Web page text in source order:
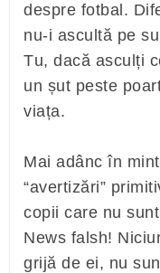
despre fotbal.
nu-i ascultă pe
Tu, dacă asculți
un șut peste
viața.
Mai adânc în
“avertizări”
copii care nu
News falsh!
grijă de ei, nu